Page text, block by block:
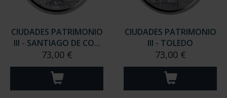
CIUDADES PATRIMONIO
III - SANTIAGO DE CO...
73,00 €
CIUDADES PATRIMONIO
III - TOLEDO
73,00 €